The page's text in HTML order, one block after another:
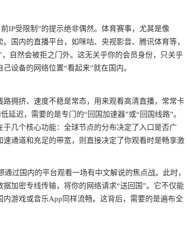
IP受限制”的提示绝非偶然。体育赛事，尤其是像
国内的直播平台，如咪咕、央视影音、腾讯体育等，
自然会被拒之门外。这无关乎你的会员身份，只关乎
设备的网络位置“看起来”就在国内。
拥挤、速度不稳是常态，用来观看高清直播，常常卡
延迟，需要的是专门的“回国加速器”或“回国线路”。
几个核心功能：全球节点的分布决定了入口是否广
通道和充足的带宽，则直接决定了你观看时是畅享激
过国内的平台观看一场有中文解说的焦点战。此时，
加密专线传输，将你的网络请求“送回国”。它不仅能
游戏或音乐App同样流畅。这背后，需要的是遍布全